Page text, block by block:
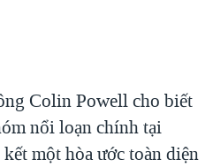
CỦA MỸ: QUÁ KHỨ VÀ HIỆN
Colin Powell cho biết
nổi loạn chính tại
một hòa ước toàn diện